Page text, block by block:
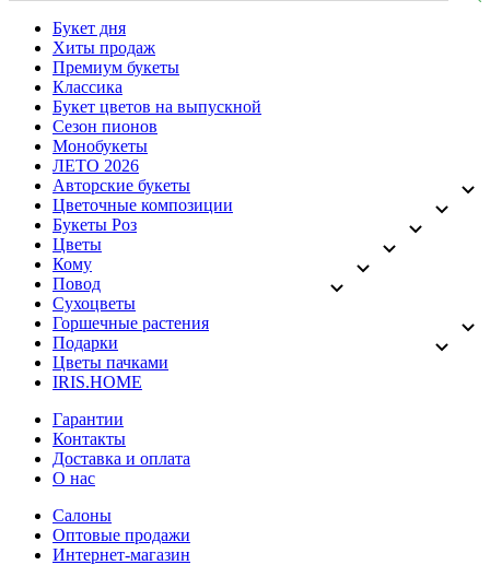
Букет дня
Хиты продаж
Премиум букеты
Классика
Букет цветов на выпускной
Сезон пионов
Монобукеты
ЛЕТО 2026
Авторские букеты
Цветочные композиции
Букеты Роз
Цветы
Кому
Повод
Сухоцветы
Горшечные растения
Подарки
Цветы пачками
IRIS.HOME
Гарантии
Контакты
Доставка и оплата
О нас
Салоны
Оптовые продажи
Интернет-магазин